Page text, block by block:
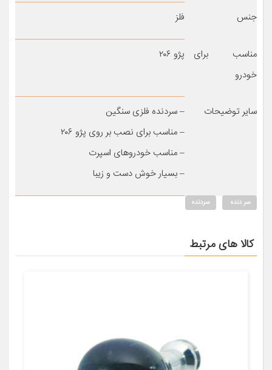
جنس فلز
مناسب برای
خودرو
پژو ۲۰۶
سایر توضیحات
– سردنده فلزی سنگین
– مناسب برای نصب بر روی پژو ۲۰۶
– مناسب خودروهای اسپرت
– بسیار خوش دست و زیبا
سر دنده سردنده
کالا های مرتبط